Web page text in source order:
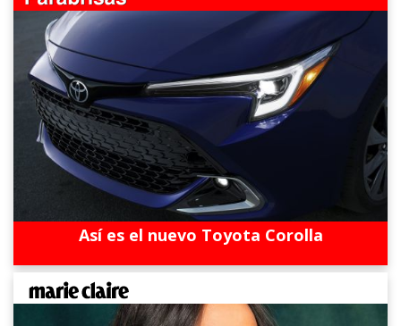
Así es el nuevo Toyota Corolla